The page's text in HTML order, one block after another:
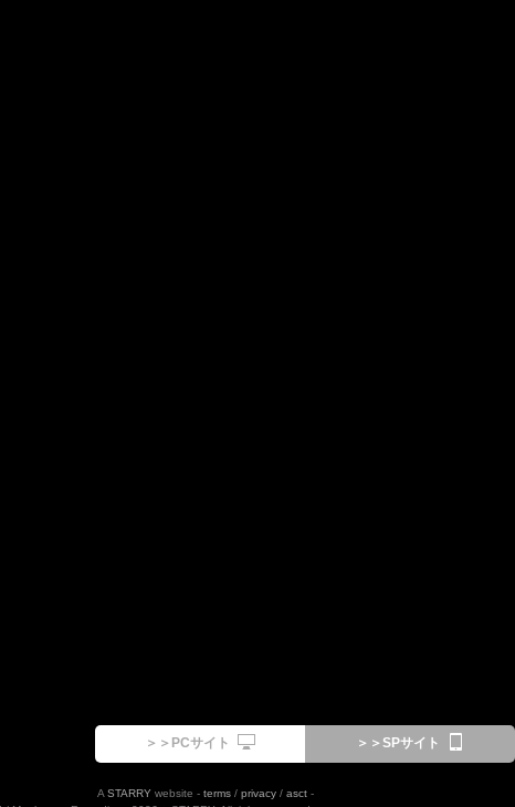
＞＞PCサイト ＞＞SPサイト
A STARRY website - terms / privacy / asct -